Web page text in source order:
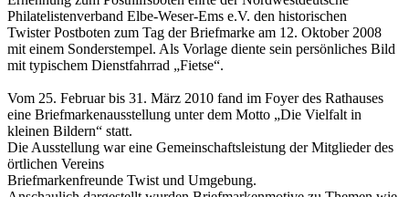
Philatelistenverband Elbe-Weser-Ems e.V. den historischen
Twister Postboten zum Tag der Briefmarke am 12. Oktober 2008
mit einem Sonderstempel. Als Vorlage diente sein persönliches Bild
mit typischem Dienstfahrrad „Fietse“.
Vom 25. Februar bis 31. März 2010 fand im Foyer des Rathauses
eine Briefmarkenausstellung unter dem Motto „Die Vielfalt in
kleinen Bildern“ statt.
Die Ausstellung war eine Gemeinschaftsleistung der Mitglieder des
örtlichen Vereins
Briefmarkenfreunde Twist und Umgebung.